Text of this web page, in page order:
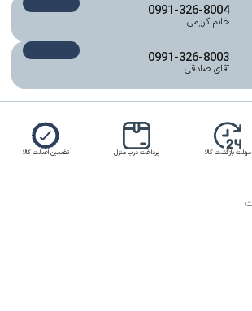
0991-326-8004
خانم کریمی
0991-326-8003
آقای صادقی
مهلت بازگشت کالا پرداخت درب منزل تضمین اصالت کالا